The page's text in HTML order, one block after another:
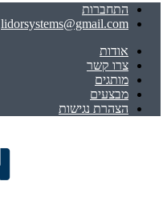
התחברות
lidorsystems@gmail.com
אודות
צרו קשר
מותגים
מבצעים
הצהרת נגישות